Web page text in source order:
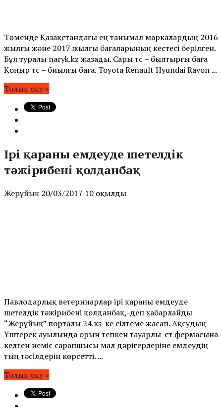
Төменде Қазақстандағы ең танымал маркалардың 2016
жылғы және 2017 жылғы бағаларының кестесі берілген.
Бұл туралы naryk.kz жазады. Сары түс – былтырғы баға
Қоңыр түс – биылғы баға. Toyota Renault Hyundai Ravon ...
Толық оқу »
Ірі қараны емдеуде шетелдік
тәжірибені қолданбақ
Жерұйық 20/03/2017 10 оқылды
Павлодарлық ветеринарлар ірі қараны емдеуде
шетелдік тәжірибені қолданбақ,-деп хабарлайды
“Жерұйық” порталы 24.кз-ке сілтеме жасап. Ақсудың
Үштерек ауылында орын тепкен тауарлы-сүт фермасына
келген неміс сарапшысы мал дәрігерлеріне емдеудің
тың тәсілдерін көрсетті. ...
Толық оқу »